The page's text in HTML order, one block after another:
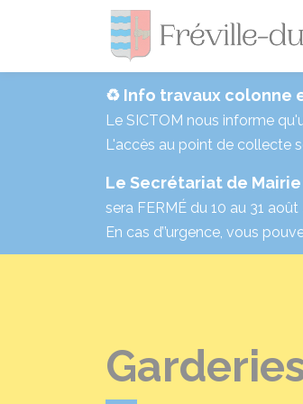
♻️ Info travaux colonne
Le SICTOM nous informe
L'accès au point de collecte
Le Secrétariat de Mairie
sera FERMÉ du 10 au 31 août
En cas d’’urgence, vous